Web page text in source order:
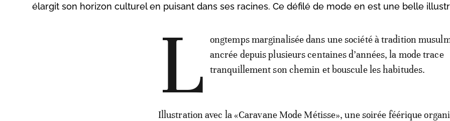
élargit son horizon culturel en puisant dans ses racines. Ce défilé de mode en est une belle
L
ongtemps marginalisée dans une société à tradition
ancrée depuis plusieurs centaines d’années, la mode trace
tranquillement son chemin et bouscule les habitudes.
Illustration avec la «Caravane Mode Métisse», une soirée féérique